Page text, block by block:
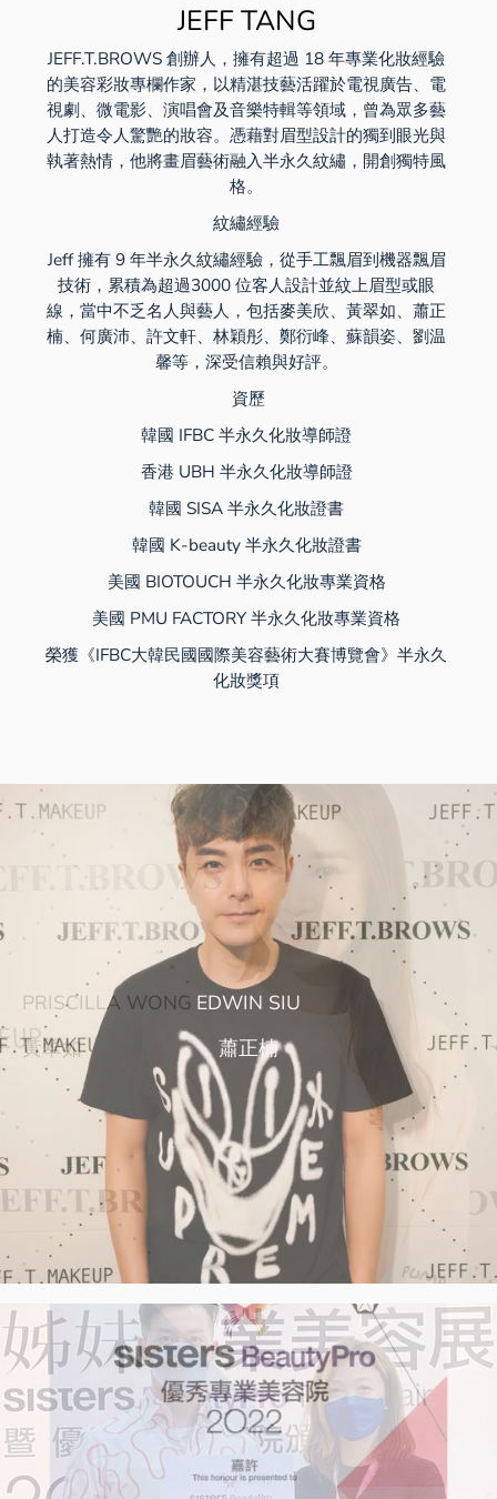
JEFF TANG
JEFF.T.BROWS 創辦人，擁有超過 18 年專業化妝經驗
的美容彩妝專欄作家，以精湛技藝活躍於電視廣告、電
視劇、微電影、演唱會及音樂特輯等領域，曾為眾多藝
人打造令人驚艷的妝容。憑藉對眉型設計的獨到眼光與
執著熱情，他將畫眉藝術融入半永久紋繡，開創獨特風
格。
紋繡經驗
Jeff 擁有 9 年半永久紋繡經驗，從手工飄眉到機器飄眉
技術，累積為超過3000 位客人設計並紋上眉型或眼
線，當中不乏名人與藝人，包括麥美欣、黃翠如、蕭正
楠、何廣沛、許文軒、林穎彤、鄭衍峰、蘇韻姿、劉温
馨等，深受信賴與好評。
資歷
韓國 IFBC 半永久化妝導師證
香港 UBH 半永久化妝導師證
韓國 SISA 半永久化妝證書
韓國 K-beauty 半永久化妝證書
美國 BIOTOUCH 半永久化妝專業資格
美國 PMU FACTORY 半永久化妝專業資格
榮獲《IFBC大韓民國國際美容藝術大賽博覽會》半永久
化妝獎項
MAYANNE MAK
麥美恩
PRISCILLA WONG
黃翠如
EDWIN SIU
蕭正楠
BELLA LAM
林穎彤
Leonard Cheng
鄭衍峰
VIRGINIA LAU 劉温馨